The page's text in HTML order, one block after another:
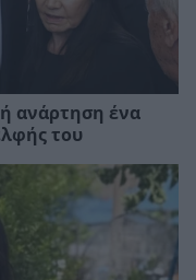
ανάρτηση ένα
του